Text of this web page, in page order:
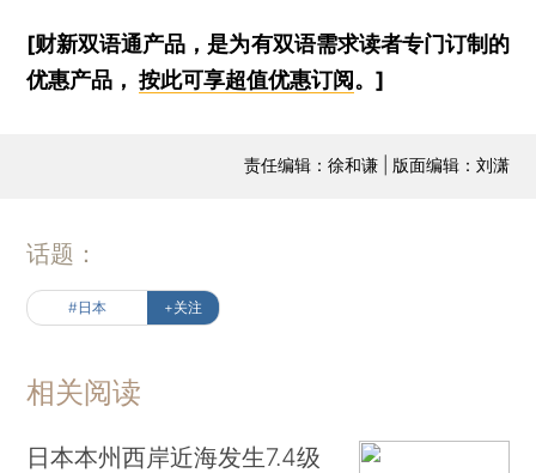
[财新双语通产品，是为有双语需求读者专门订制的
优惠产品，按此可享超值优惠订阅 。]
责任编辑：徐和谦 | 版面编辑：刘潇
话题：
#日本 +关注
相关阅读
日本本州西岸近海发生7.4级